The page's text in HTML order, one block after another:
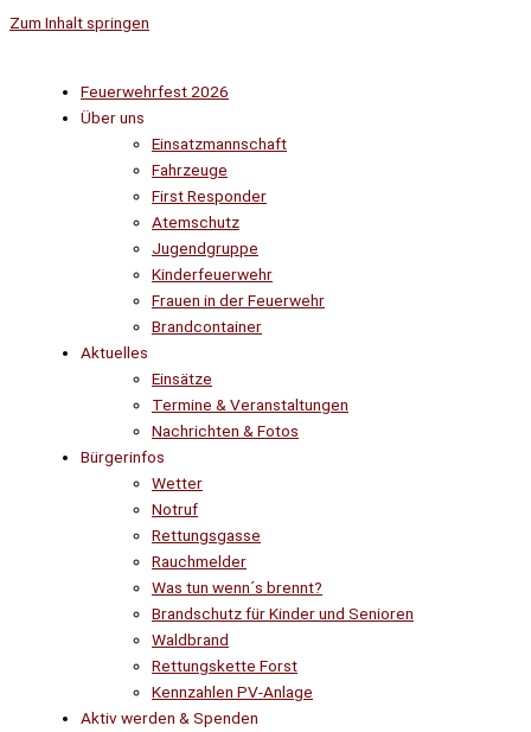
Zum Inhalt springen
Feuerwehrfest 2026
Über uns
Einsatzmannschaft
Fahrzeuge
First Responder
Atemschutz
Jugendgruppe
Kinderfeuerwehr
Frauen in der Feuerwehr
Brandcontainer
Aktuelles
Einsätze
Termine & Veranstaltungen
Nachrichten & Fotos
Bürgerinfos
Wetter
Notruf
Rettungsgasse
Rauchmelder
Was tun wenn´s brennt?
Brandschutz für Kinder und Senioren
Waldbrand
Rettungskette Forst
Kennzahlen PV-Anlage
Aktiv werden & Spenden